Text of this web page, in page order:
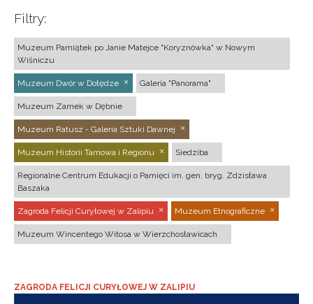
Filtry:
Muzeum Pamiątek po Janie Matejce "Koryznówka" w Nowym
Wiśniczu
Muzeum Dwór w Dołędze Galeria "Panorama"
Muzeum Zamek w Dębnie
Muzeum Ratusz - Galeria Sztuki Dawnej
Muzeum Historii Tarnowa i Regionu Siedziba
Regionalne Centrum Edukacji o Pamięci im. gen. bryg. Zdzisława
Baszaka
Zagroda Felicji Curyłowej w Zalipiu Muzeum Etnograficzne
Muzeum Wincentego Witosa w Wierzchosławicach
ZAGRODA FELICJI CURYŁOWEJ W ZALIPIU